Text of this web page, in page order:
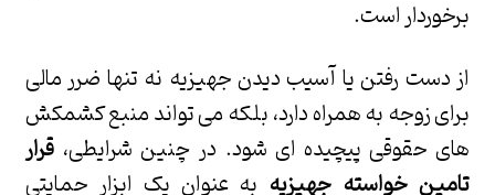
برخوردار است.
از دست رفتن یا آسیب دیدن جهیزیه نه تنها ضرر مالی
برای زوجه به همراه دارد، بلکه می تواند منبع کشمکش
های حقوقی پیچیده ای شود. در چنین شرایطی، قرار
تامین خواسته جهیزیه به عنوان یک ابزار حمایتی